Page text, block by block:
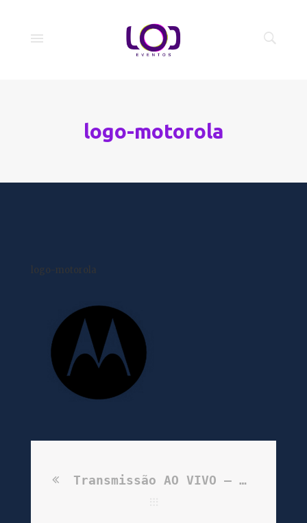
logo-motorola
logo-motorola
Transmissão AO VIVO – Webconferência